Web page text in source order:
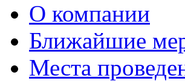
О компании
Ближайшие
Места